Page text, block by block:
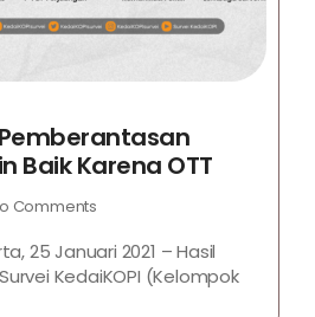
Baik Karena OTT
Comments
25 Januari 2021 – Hasil
KedaiKOPI (Kelompok